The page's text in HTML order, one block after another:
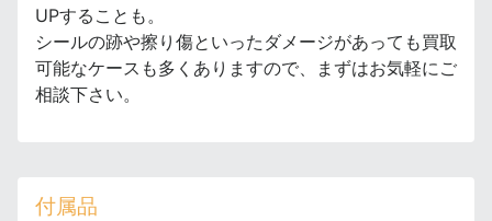
UPすることも。
シールの跡や擦り傷といったダメージがあっても買取
可能なケースも多くありますので、まずはお気軽にご
相談下さい。
付属品